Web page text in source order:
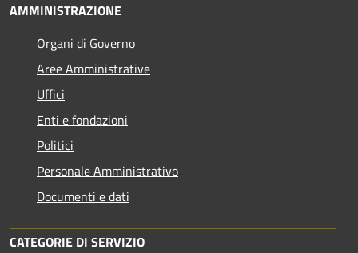
AMMINISTRAZIONE
Organi di Governo
Aree Amministrative
Uffici
Enti e fondazioni
Politici
Personale Amministrativo
Documenti e dati
CATEGORIE DI SERVIZIO